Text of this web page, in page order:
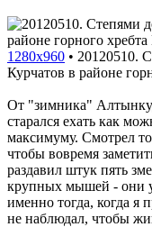
1280x960 • 20120510.
Курчатов в районе
От "зимника"
старался ехать как
максимуму. Смотрел
чтобы вовремя
раздавил штук пять
крупных мышей - они
именно тогда, когда я
не наблюдал, чтобы